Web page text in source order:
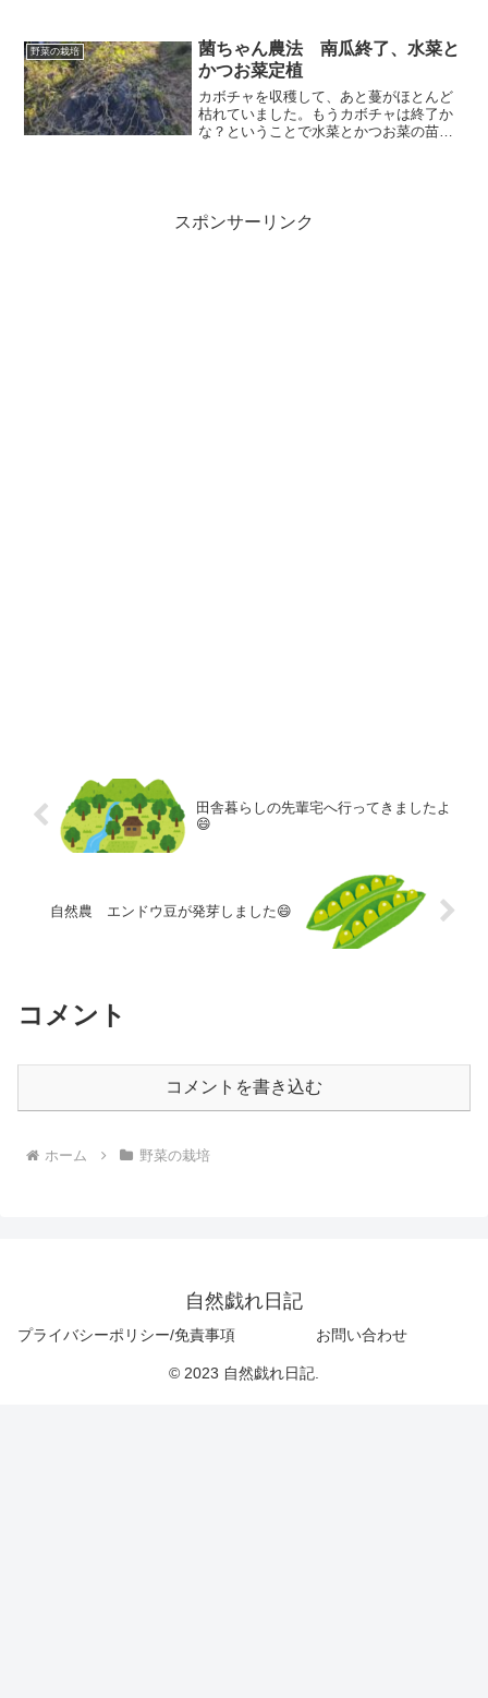
野菜の栽培
菌ちゃん農法 南瓜終了、水菜と
かつお菜定植
カボチャを収穫して、あと蔓がほとんど
枯れていました。もうカボチャは終了か
な？ということで水菜とかつお菜の苗を
スポンサーリンク
田舎暮らしの先輩宅へ行ってきましたよ
😄
自然農 エンドウ豆が発芽しました😄
コメント
コメントを書き込む
ホーム 野菜の栽培
自然戯れ日記
プライバシーポリシー/免責事項 お問い合わせ
© 2023 自然戯れ日記.